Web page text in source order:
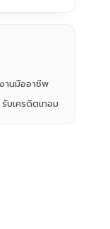
านมืออาชีพ
บเครดิตเทอม